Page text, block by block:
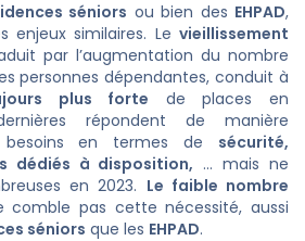
séniors ou bien des EHPAD,
enjeux similaires. Le vieillissement
par l’augmentation du nombre
personnes dépendantes, conduit à
plus forte de places en
répondent de manière
en termes de sécurité,
dédiés à disposition, … mais ne
en 2023. Le faible nombre
comble pas cette nécessité, aussi
séniors que les EHPAD.